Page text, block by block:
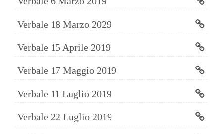
Verbale 18 Marzo 2029
Verbale 15 Aprile 2019
Verbale 17 Maggio 2019
Verbale 11 Luglio 2019
Verbale 22 Luglio 2019